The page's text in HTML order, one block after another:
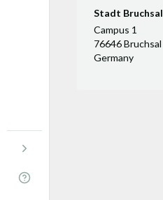
Stadt Bruchsal
Campus 1
76646 Bruchsal
Germany